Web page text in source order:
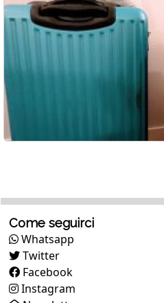
Come seguirci
Whatsapp
Twitter
Facebook
Instagram